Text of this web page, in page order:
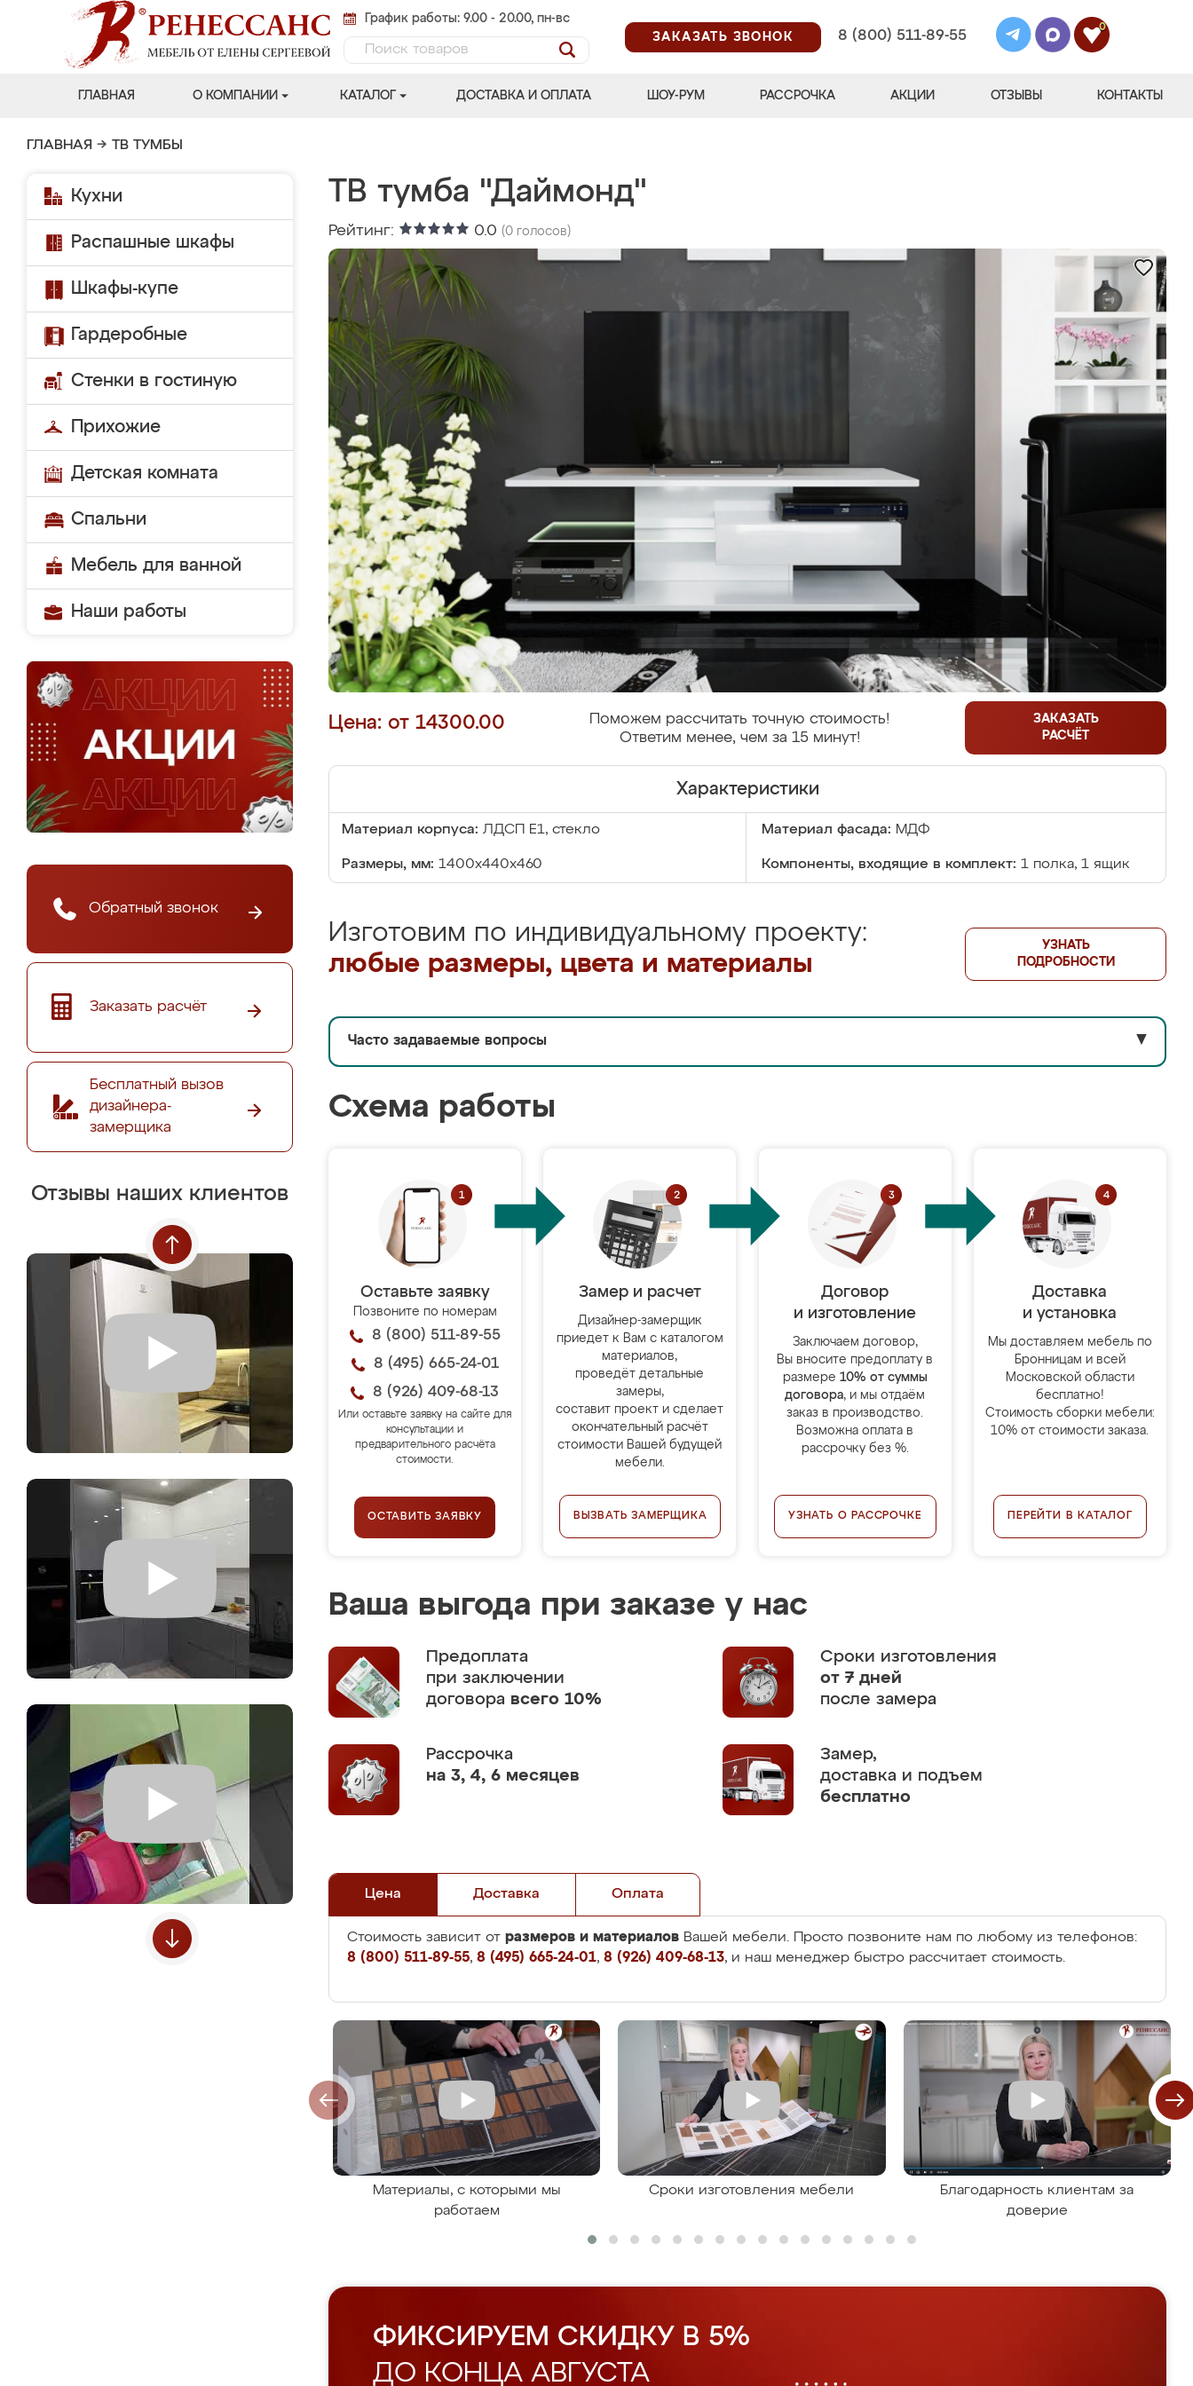
График работы: 9.00 - 20.00, пн-вс
ЗАКАЗАТЬ ЗВОНОК
8 (800) 511-89-55
0
ГЛАВНАЯ О КОМПАНИИ КАТАЛОГ ДОСТАВКА И ОПЛАТА ШОУ-РУМ РАССРОЧКА АКЦИИ ОТЗЫВЫ КОНТАКТЫ
ГЛАВНАЯ → ТВ ТУМБЫ
Кухни
Распашные шкафы
Шкафы-купе
Гардеробные
Стенки в гостиную
Прихожие
Детская комната
Спальни
Мебель для ванной
Наши работы
Обратный звонок
Заказать расчёт
Бесплатный вызов
дизайнера-
замерщика
Отзывы наших клиентов
ТВ тумба "Даймонд"
Рейтинг: 0.0 (0 голосов)
Цена: от 14300.00
Поможем рассчитать точную стоимость!
Ответим менее, чем за 15 минут!
ЗАКАЗАТЬ
РАСЧЁТ
Характеристики
Материал корпуса: ЛДСП Е1, стекло Материал фасада: МДФ
Размеры, мм: 1400x440x460 Компоненты, входящие в комплект: 1 полка, 1 ящик
Изготовим по индивидуальному проекту:
любые размеры, цвета и материалы
УЗНАТЬ
ПОДРОБНОСТИ
Часто задаваемые вопросы ▼
Схема работы
Оставьте заявку
Позвоните по номерам
8 (800) 511-89-55
8 (495) 665-24-01
8 (926) 409-68-13
Или оставьте заявку на сайте для
консультации и
предварительного расчёта
стоимости.
ОСТАВИТЬ ЗАЯВКУ
Замер и расчет
Дизайнер-замерщик
приедет к Вам с каталогом
материалов,
проведёт детальные
замеры,
составит проект и сделает
окончательный расчёт
стоимости Вашей будущей
мебели.
ВЫЗВАТЬ ЗАМЕРЩИКА
Договор
и изготовление
Заключаем договор,
Вы вносите предоплату в
размере 10% от суммы
договора, и мы отдаём
заказ в производство.
Возможна оплата в
рассрочку без %.
УЗНАТЬ О РАССРОЧКЕ
Доставка
и установка
Мы доставляем мебель по
Бронницам и всей
Московской области
бесплатно!
Стоимость сборки мебели:
10% от стоимости заказа.
ПЕРЕЙТИ В КАТАЛОГ
Ваша выгода при заказе у нас
Предоплата
при заключении
договора всего 10%
Сроки изготовления
от 7 дней
после замера
Рассрочка
на 3, 4, 6 месяцев
Замер,
доставка и подъем
бесплатно
Цена Доставка Оплата
Стоимость зависит от размеров и материалов Вашей мебели. Просто позвоните нам по любому из телефонов:
8 (800) 511-89-55, 8 (495) 665-24-01, 8 (926) 409-68-13, и наш менеджер быстро рассчитает стоимость.
Материалы, с которыми мы
работаем
Сроки изготовления мебели
Благодарность клиентам за
доверие
ФИКСИРУЕМ СКИДКУ В 5%
ДО КОНЦА АВГУСТА